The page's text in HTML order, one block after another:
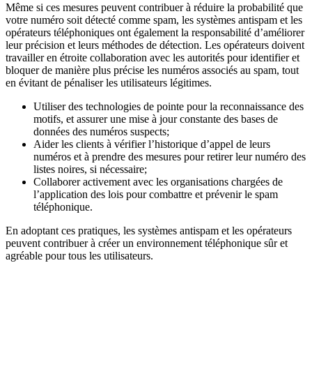
Même si ces mesures peuvent contribuer à réduire la probabilité que
votre numéro soit détecté comme spam, les systèmes antispam et les
opérateurs téléphoniques ont également la responsabilité d’améliorer
leur précision et leurs méthodes de détection. Les opérateurs doivent
travailler en étroite collaboration avec les autorités pour identifier et
bloquer de manière plus précise les numéros associés au spam, tout
en évitant de pénaliser les utilisateurs légitimes.
Utiliser des technologies de pointe pour la reconnaissance des
motifs, et assurer une mise à jour constante des bases de
données des numéros suspects;
Aider les clients à vérifier l’historique d’appel de leurs
numéros et à prendre des mesures pour retirer leur numéro des
listes noires, si nécessaire;
Collaborer activement avec les organisations chargées de
l’application des lois pour combattre et prévenir le spam
téléphonique.
En adoptant ces pratiques, les systèmes antispam et les opérateurs
peuvent contribuer à créer un environnement téléphonique sûr et
agréable pour tous les utilisateurs.